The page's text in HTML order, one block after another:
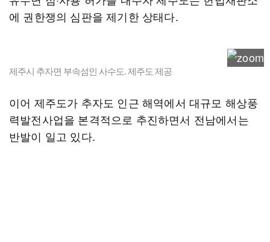
에 권한쟁의 심판을 제기한 상태다.
제주시 추자면 부속섬인 사수도. 제주도 제공
이어 제주도가 추자도 인근 해역에서 대규모 해상풍
력발전사업을 본격적으로 추진하면서 전남에서는
반발이 일고 있다.